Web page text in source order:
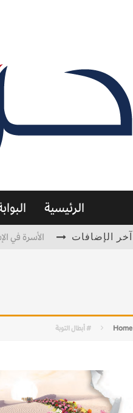
الرئيسية
آخر الإضافات الأسرة في
Home # أبطال التوبة